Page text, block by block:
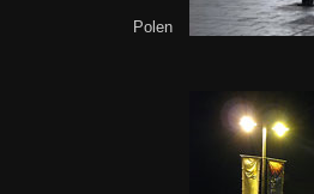
Polen